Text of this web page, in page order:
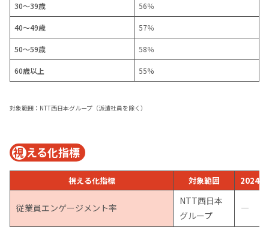
30～39歳 56％
40～49歳 57％
50～59歳 58％
60歳以上 55%
対象範囲：NTT西日本グループ（派遣社員を除く）
視える化指標
視える化指標 対象範囲 2024年
従業員エンゲージメント率
NTT西日本
グループ
―